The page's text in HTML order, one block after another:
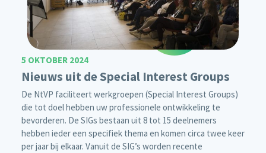
5 OKTOBER 2024
Nieuws uit de Special Interest Groups
De NtVP faciliteert werkgroepen (Special Interest Groups)
die tot doel hebben uw professionele ontwikkeling te
bevorderen. De SIGs bestaan uit 8 tot 15 deelnemers
hebben ieder een specifiek thema en komen circa twee keer
per jaar bij elkaar. Vanuit de SIG’s worden recente